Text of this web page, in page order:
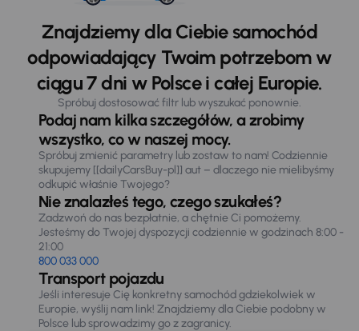
Znajdziemy dla Ciebie samochód
odpowiadający Twoim potrzebom w
ciągu 7 dni w Polsce i całej Europie.
Spróbuj dostosować filtr lub wyszukać ponownie.
Podaj nam kilka szczegółów, a zrobimy
wszystko, co w naszej mocy.
Spróbuj zmienić parametry lub zostaw to nam! Codziennie
skupujemy [[dailyCarsBuy-pl]] aut – dlaczego nie mielibyśmy
odkupić właśnie Twojego?
Nie znalazłeś tego, czego szukałeś?
Zadzwoń do nas bezpłatnie, a chętnie Ci pomożemy.
Jesteśmy do Twojej dyspozycji codziennie w godzinach 8:00 -
21:00
800 033 000
Transport pojazdu
Jeśli interesuje Cię konkretny samochód gdziekolwiek w
Europie, wyślij nam link! Znajdziemy dla Ciebie podobny w
Polsce lub sprowadzimy go z zagranicy.